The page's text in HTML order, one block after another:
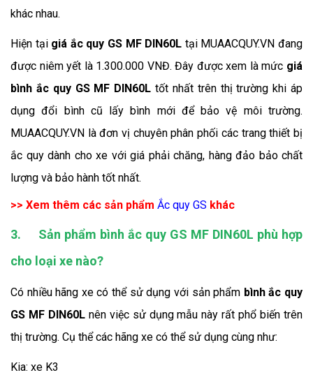
khác nhau.
Hiện tại giá ắc quy GS MF DIN60L tại MUAACQUY.VN đang
được niêm yết là 1.300.000 VNĐ. Đây được xem là mức giá
bình ắc quy GS MF DIN60L tốt nhất trên thị trường khi áp
dụng đổi bình cũ lấy bình mới để bảo vệ môi trường.
MUAACQUY.VN là đơn vị chuyên phân phối các trang thiết bị
ắc quy dành cho xe với giá phải chăng, hàng đảo bảo chất
lượng và bảo hành tốt nhất.
>> Xem thêm các sản phẩm Ắc quy GS khác
3.
Sản phẩm bình ắc quy GS MF DIN60L phù hợp
cho loại xe nào?
Có nhiều hãng xe có thể sử dụng với sản phẩm bình ắc quy
GS MF DIN60L nên việc sử dụng mẫu này rất phổ biến trên
thị trường. Cụ thể các hãng xe có thể sử dụng cùng như:
Kia: xe K3